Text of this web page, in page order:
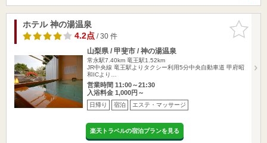
お気に入
りに追加
ホテル 神の湯温泉
4.2点/ 30 件
山梨県 / 甲斐市 / 神の湯温泉
常永駅7.40km 竜王駅1.52km
JR中央線 竜王駅よりタクシー利用5分中央自動車道 甲府昭
和ICより…
営業時間 11:00～21:30
入浴料金 1,000円～
日帰り 宿泊 エステ・マッサージ
楽天トラベルの宿泊プランを見る